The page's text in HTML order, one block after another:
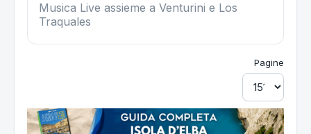
Musica Live assieme a Venturini e Los
Traquales
Pagine